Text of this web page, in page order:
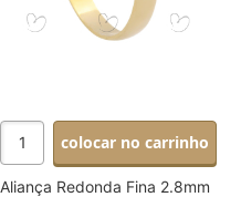
colocar no carrinho
Aliança Redonda Fina 2.8mm